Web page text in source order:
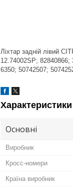
Ліхтар задній лівий
12.74002SP; 82840866;
6350; 50742507;
Характеристики
Основні
Виробник
Кросс-номери
Країна виробник